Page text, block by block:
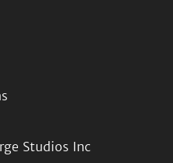
Studios Inc